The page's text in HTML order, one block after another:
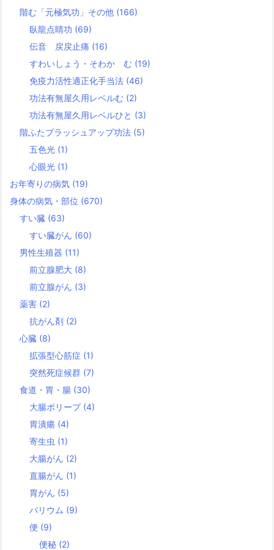
階む「元極気功」その他 (166)
臥龍点睛功 (69)
伝音 戻戻止痛 (16)
すわいしょう・そわか む (19)
免疫力活性適正化手当法 (46)
功法有無屋久用レベルむ (2)
功法有無屋久用レベルひと (3)
階ふたブラッシュアップ功法 (5)
五色光 (1)
心眼光 (1)
お年寄りの病気 (19)
身体の病気・部位 (670)
すい臓 (63)
すい臓がん (60)
男性生殖器 (11)
前立腺肥大 (8)
前立腺がん (3)
薬害 (2)
抗がん剤 (2)
心臓 (8)
拡張型心筋症 (1)
突然死症候群 (7)
食道・胃・腸 (30)
大腸ポリープ (4)
胃潰瘍 (4)
寄生虫 (1)
大腸がん (2)
直腸がん (1)
胃がん (5)
バリウム (9)
便 (9)
便秘 (2)